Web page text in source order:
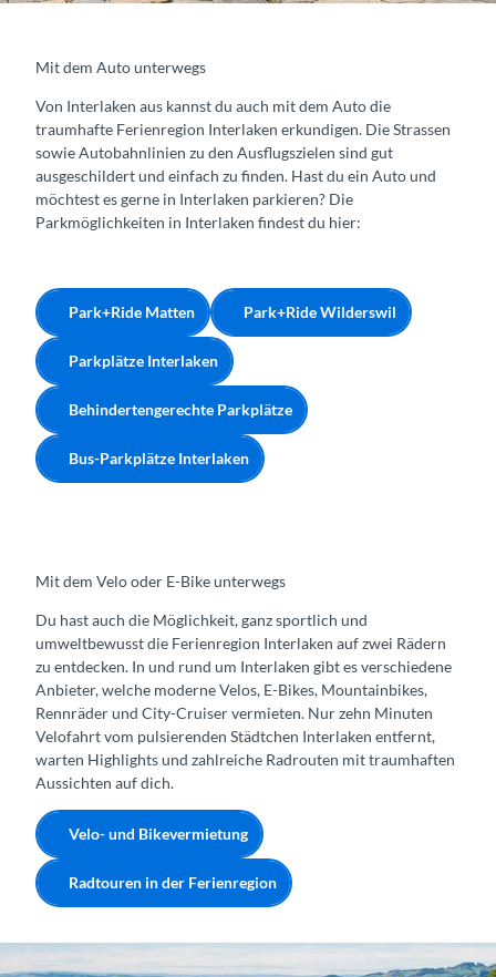
Mit dem Auto unterwegs
Von Interlaken aus kannst du auch mit dem Auto die
traumhafte Ferienregion Interlaken erkundigen. Die Strassen
sowie Autobahnlinien zu den Ausflugszielen sind gut
ausgeschildert und einfach zu finden. Hast du ein Auto und
möchtest es gerne in Interlaken parkieren? Die
Parkmöglichkeiten in Interlaken findest du hier:
Park+Ride Matten Park+Ride Wilderswil
Parkplätze Interlaken
Behindertengerechte Parkplätze
Bus-Parkplätze Interlaken
Mit dem Velo oder E-Bike unterwegs
Du hast auch die Möglichkeit, ganz sportlich und
umweltbewusst die Ferienregion Interlaken auf zwei Rädern
zu entdecken. In und rund um Interlaken gibt es verschiedene
Anbieter, welche moderne Velos, E-Bikes, Mountainbikes,
Rennräder und City-Cruiser vermieten. Nur zehn Minuten
Velofahrt vom pulsierenden Städtchen Interlaken entfernt,
warten Highlights und zahlreiche Radrouten mit traumhaften
Aussichten auf dich.
Velo- und Bikevermietung
Radtouren in der Ferienregion